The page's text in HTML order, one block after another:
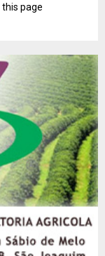
this page